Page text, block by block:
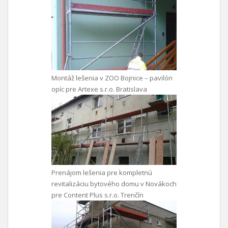
Montáž lešenia v ZOO Bojnice – pavilón
opíc pre Artexe s.r.o. Bratislava
Prenájom lešenia pre kompletnú
revitalizáciu bytového domu v Novákoch
pre Content Plus s.r.o. Trenčín